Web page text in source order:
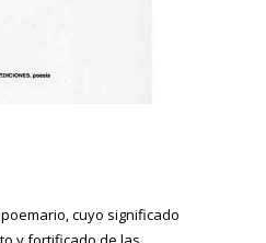
cuyo significado